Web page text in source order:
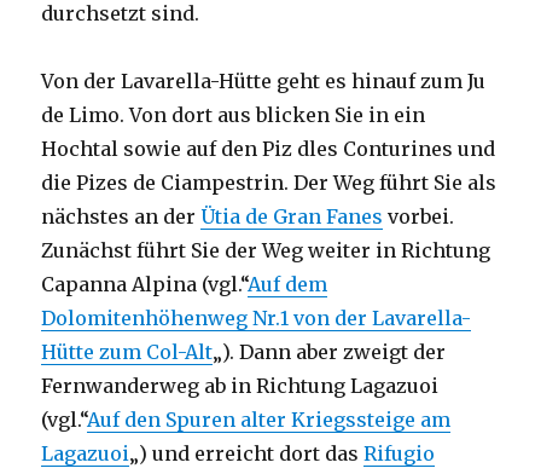
durchsetzt sind.
Von der Lavarella-Hütte geht es hinauf zum Ju
de Limo. Von dort aus blicken Sie in ein
Hochtal sowie auf den Piz dles Conturines und
die Pizes de Ciampestrin. Der Weg führt Sie als
nächstes an derÜtia de Gran Fanes vorbei.
Zunächst führt Sie der Weg weiter in Richtung
Capanna Alpina (vgl.“Auf dem
Dolomitenhöhenweg Nr.1 von der Lavarella-
Hütte zum Col-Alt„). Dann aber zweigt der
Fernwanderweg ab in Richtung Lagazuoi
(vgl.“Auf den Spuren alter Kriegssteige am
Lagazuoi„) und erreicht dort dasRifugio